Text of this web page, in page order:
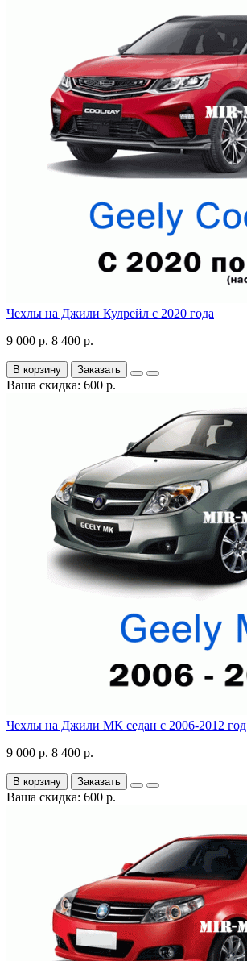
Чехлы на Джили Кулрейл с 2020 года
9 000 р. 8 400 р.
В корзину Заказать
Ваша скидка: 600 р.
Чехлы на Джили МК седан с 2006-2012 год
9 000 р. 8 400 р.
В корзину Заказать
Ваша скидка: 600 р.